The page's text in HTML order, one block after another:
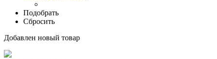
Подобрать
Сбросить
Добавлен новый товар